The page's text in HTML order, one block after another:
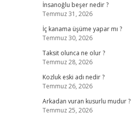
İnsanoğlu beşer nedir ?
Temmuz 31, 2026
İç kanama üşüme yapar mı ?
Temmuz 30, 2026
Taksit olunca ne olur ?
Temmuz 28, 2026
Kozluk eski adı nedir ?
Temmuz 26, 2026
Arkadan vuran kusurlu mudur ?
Temmuz 25, 2026